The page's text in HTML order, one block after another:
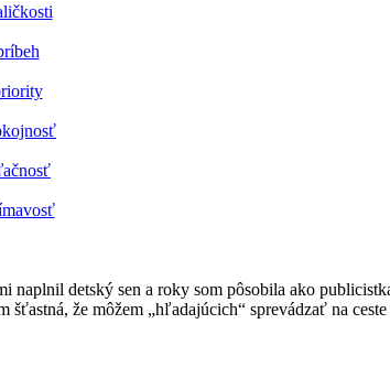
naplnil detský sen a roky som pôsobila ako
že môžem „hľadajúcich“ sprevádzať na